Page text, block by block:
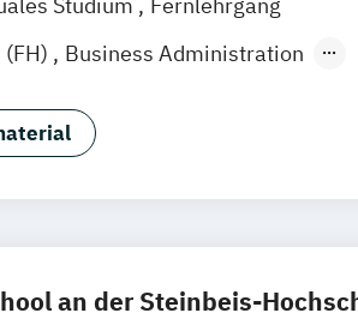
Business Administration
Medienmanagement
Medienmanagement (dual)
an der Steinbeis-